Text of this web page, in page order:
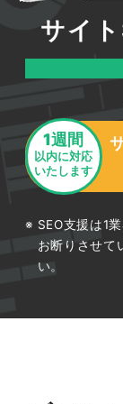
サイ
1週間
以内に対応
いたします
SEO支援は1
お断りさせて
い。